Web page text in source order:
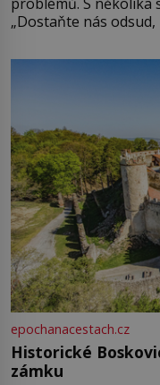
„Dostaňte nás odsud,
epochanacestach.cz
Historické
zámku